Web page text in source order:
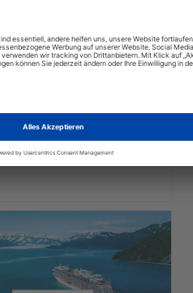
03.08.2026
Hotels & Resorts bauen
Konzepte und zusätzliche
das Markenportfolio für die
27